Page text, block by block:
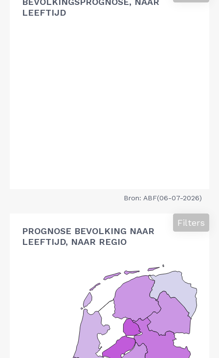
LEEFTIJD
Bron: ABF(06-07-2026)
PROGNOSE BEVOLKING NAAR
LEEFTIJD, NAAR REGIO
Filters